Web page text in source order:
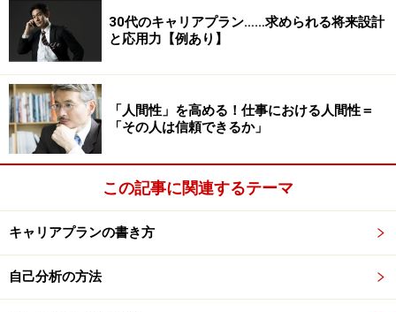
30代のキャリアプラン……求められる将来設計
と応用力【例あり】
「人間性」を高める！仕事における人間性＝
「その人は信頼できるか」
この記事に関連するテーマ
キャリアプランの書き方
自己分析の方法